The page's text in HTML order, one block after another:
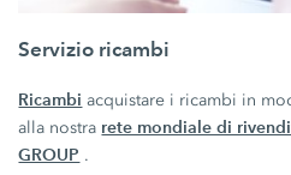
Servizio ricambi
Ricambi acquistare i ricambi in
alla nostra rete mondiale di
GROUP .